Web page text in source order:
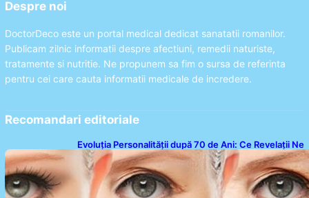
Despre noi
DoctorDeco este un portal medical dedicat sanatatii romanilor.
Publicam zilnic informatii despre afectiuni, remedii naturiste,
tratamente si nutritie. Ne propunem sa fim o sursa de referinta
pentru cei care cauta informatii medicale de incredere.
Recomandari editoriale
Evoluția Personalității după 70 de Ani: Ce Revelații Ne
Oferă Studiile Psihologice